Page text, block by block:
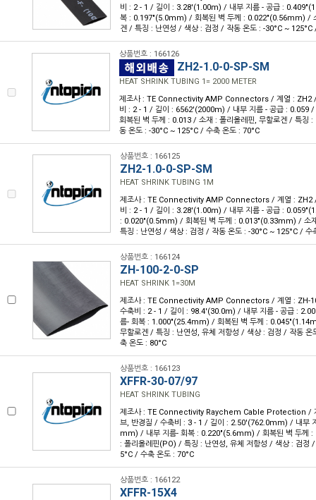
비 : 2 - 1 / 길이 : 3.28'(1.00m) / 내부 지름 - 공급 :
복 : 0.197"(5.0mm) / 회복된 벽 두께 : 0.022"(0.56mm) /
겐 / 특징 : 난연성 / 색상 : 검정 / 작동 온도 : -30°C ~ 125°C
상품번호 : 166126
ZH2-1.0-0-SP-SM
HEAT SHRINK TUBING 1= 2000 METER
제조사 : TE Connectivity AMP Connectors / 계열 : ZH2 /
비 : 2 - 1 / 길이 : 6562'(2000m) / 내부 지름 - 공급 : 0.059
회복된 벽 두께 : 0.013 / 소재 : 폴리올레핀, 무할로겐 / 특징
동 온도 : -30°C ~ 125°C / 수축 온도 : 70°C
상품번호 : 166125
ZH2-1.0-0-SP-SM
HEAT SHRINK TUBING 1M
제조사 : TE Connectivity AMP Connectors / 계열 : ZH2
비 : 2 - 1 / 길이 : 3.28'(1.00m) / 내부 지름 - 공급 :
: 0.020"(0.5mm) / 회복된 벽 두께 : 0.013"(0.33mm) / 소
특징 : 난연성 / 색상 : 검정 / 작동 온도 : -30°C ~ 125°C / 수
상품번호 : 166124
ZH-100-2-0-SP
HEAT SHRINK 1=30M
제조사 : TE Connectivity AMP Connectors / 계열 : ZH-
수축비 : 2 - 1 / 길이 : 98.4'(30.0m) / 내부 지름 - 공급 :
름- 회복 : 1.000"(25.4mm) / 회복된 벽 두께 :
무할로겐 / 특징 : 난연성, 유체 저항성 / 색상 : 검정 / 작동
축 온도 : 80°C
상품번호 : 166123
XFFR-30-07/97
HEAT SHRINK TUBING
제조사 : TE Connectivity Raychem Cable Protection /
브, 반경질 / 수축비 : 3 - 1 / 길이 : 2.50'(762.0mm) / 내부
mm) / 내부 지름- 회복 : 0.220"(5.6mm) / 회복된 벽 두께
: 폴리올레핀(PO) / 특징 : 난연성, 유체 저항성 / 색상 : 검정
5°C / 수축 온도 : 70°C
상품번호 : 166122
XFFR-15X4